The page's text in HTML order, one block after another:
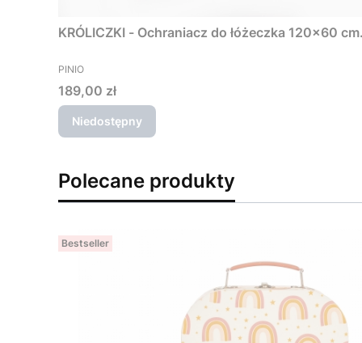
KRÓLICZKI - Ochraniacz do łóżeczka 120x60
PRODUCENT
PINIO
Cena
189,00 zł
Niedostępny
Polecane produkty
Bestseller